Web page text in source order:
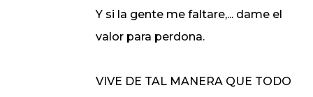
Y si la gente me faltare,... dame el
valor para perdona.
VIVE DE TAL MANERA QUE TODO